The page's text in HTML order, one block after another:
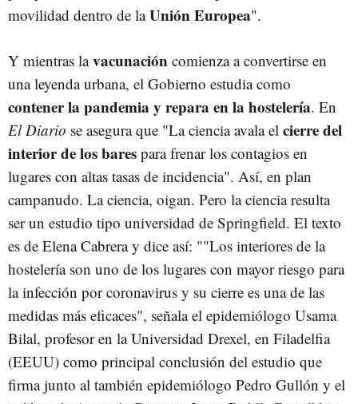
movilidad dentro de laUnión Europea".
Y mientras lavacunación comienza a convertirse en
una leyenda urbana, el Gobierno estudia como
contener la pandemia y repara en la hostelería. En
El Diario se asegura que "La ciencia avala el cierre del
interior de los bares para frenar los contagios en
lugares con altas tasas de incidencia". Así, en plan
campanudo. La ciencia, oigan. Pero la ciencia resulta
ser un estudio tipo universidad de Springfield. El texto
es de Elena Cabrera y dice así: ""Los interiores de la
hostelería son uno de los lugares con mayor riesgo para
la infección por coronavirus y su cierre es una de las
medidas más eficaces", señala el epidemiólogo Usama
Bilal, profesor en la Universidad Drexel, en Filadelfia
(EEUU) como principal conclusión del estudio que
firma junto al también epidemiólogo Pedro Gullón y el